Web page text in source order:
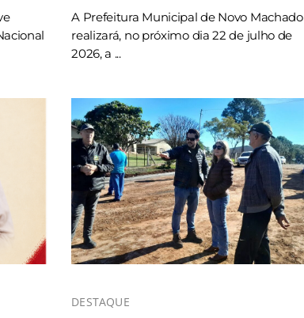
A Prefeitura Municipal de Novo Machado
realizará, no próximo dia 22 de julho de
2026, a ...
DESTAQUE